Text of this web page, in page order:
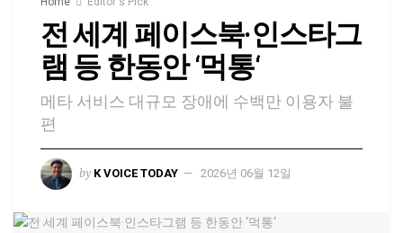
전 세계 페이스북·인스타그
램 등 한동안 ‘먹통‘
메타 서비스 대규모 장애에 수백만 이용자 불
편
by K VOICE TODAY 2026년 06월 12일